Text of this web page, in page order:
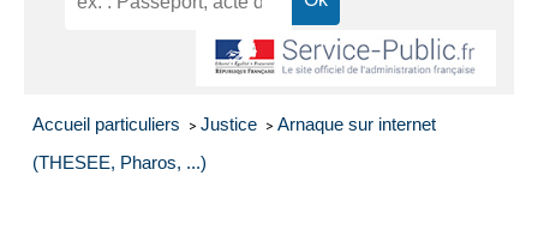
Accueil particuliers > Justice > Arnaque sur internet
(THESEE, Pharos, ...)